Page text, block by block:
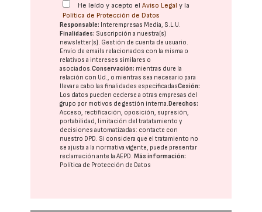
He leído y acepto elAviso Legal y la
Política de Protección de Datos
Responsable: Interempresas Media, S.L.U.
Finalidades: Suscripción a nuestra(s)
newsletter(s). Gestión de cuenta de usuario.
Envío de emails relacionados con la misma o
relativos a intereses similares o
asociados.Conservación: mientras dure la
relación con Ud., o mientras sea necesario para
llevar a cabo las finalidades especificadasCesión:
Los datos pueden cederse a otras empresas del
grupo por motivos de gestión interna.Derechos:
Acceso, rectificación, oposición, supresión,
portabilidad, limitación del tratatamiento y
decisiones automatizadas: contacte con
nuestro DPD. Si considera que el tratamiento no
se ajusta a la normativa vigente, puede presentar
reclamación ante laAEPD.Más información:
Política de Protección de Datos